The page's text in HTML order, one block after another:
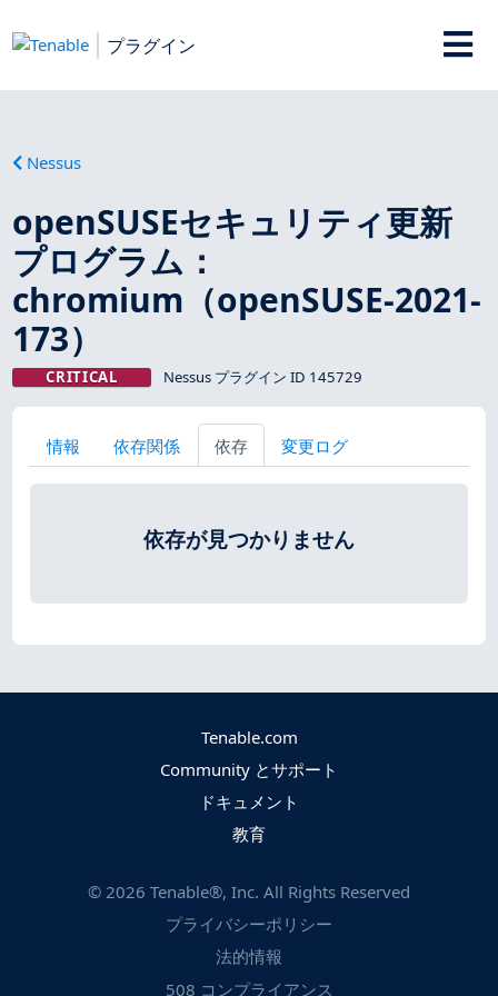
プラグイン
Nessus
openSUSEセキュリティ更新
プログラム：
chromium（openSUSE-2021-
173）
CRITICAL Nessus プラグイン ID 145729
情報 依存関係 依存 変更ログ
依存が見つかりません
Tenable.com
Community とサポート
ドキュメント
教育
© 2026 Tenable®, Inc. All Rights Reserved
プライバシーポリシー
法的情報
508 コンプライアンス